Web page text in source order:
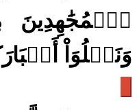
ٱلۡمُجَٰهِدِينَ
وَنَبۡلُوَاْ